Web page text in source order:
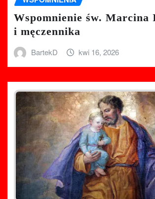
Wspomnienie św. Marcina
i męczennika
BartekD kwi 16, 2026